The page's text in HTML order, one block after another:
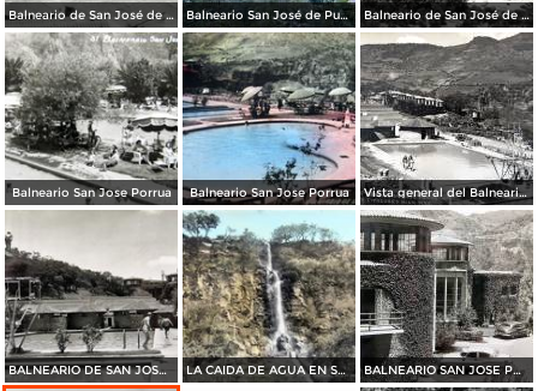
Balneario de San José de Purúa Balneario San José de Purúa (1958) Balneario de San José de Purúa
Balneario San Jose Porrua Balneario San Jose Porrua Vista general del Balneario de San Jose Porrua
BALNEARIO DE SAN JOSE PURUA LA CAIDA DE AGUA EN SAN JOSE PURUA BALNEARIO SAN JOSE PORRUA